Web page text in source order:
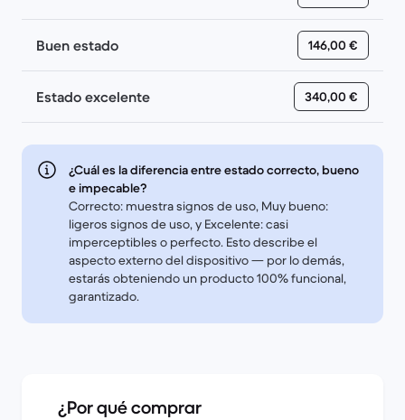
Buen estado 146,00 €
Estado excelente 340,00 €
¿Cuál es la diferencia entre estado correcto, bueno
e impecable?
Correcto: muestra signos de uso, Muy bueno:
ligeros signos de uso, y Excelente: casi
imperceptibles o perfecto. Esto describe el
aspecto externo del dispositivo — por lo demás,
estarás obteniendo un producto 100% funcional,
garantizado.
¿Por qué comprar